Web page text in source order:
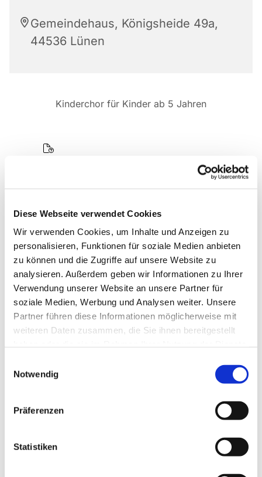
Diese Webseite verwendet Cookies
Wir verwenden Cookies, um Inhalte und Anzeigen zu
personalisieren, Funktionen für soziale Medien anbieten
zu können und die Zugriffe auf unsere Website zu
analysieren. Außerdem geben wir Informationen zu Ihrer
Verwendung unserer Website an unsere Partner für
soziale Medien, Werbung und Analysen weiter. Unsere
Partner führen diese Informationen möglicherweise mit
weiteren Daten zusammen, die Sie ihnen bereitgestellt
Notwendig
Präferenzen
Statistiken
Gemeindehaus, Königsheide 49a,
44536 Lünen
Kinderchor für Kinder ab 5 Jahren